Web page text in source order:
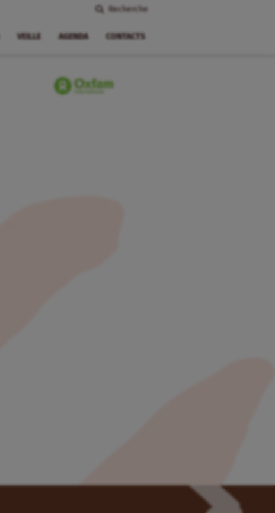
Recherche
VEILLE AGENDA CONTACTS